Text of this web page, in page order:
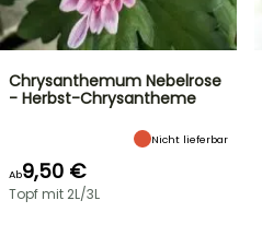
Chrysanthemum Nebelrose
- Herbst-Chrysantheme
Nicht lieferbar
Ab9,50 €
Topf mit 2L/3L